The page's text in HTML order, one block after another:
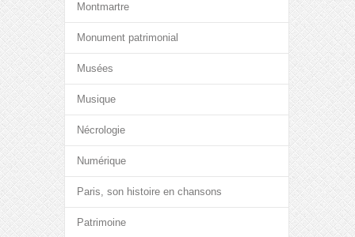
Montmartre
Monument patrimonial
Musées
Musique
Nécrologie
Numérique
Paris, son histoire en chansons
Patrimoine